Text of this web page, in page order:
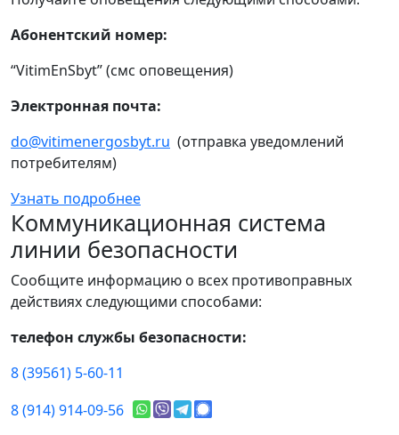
Абонентский номер:
“VitimEnSbyt” (смс оповещения)
Электронная почта:
do@vitimenergosbyt.ru (отправка уведомлений
потребителям)
Узнать подробнее
Коммуникационная система
линии безопасности
Сообщите информацию о всех противоправных
действиях следующими способами:
телефон службы безопасности:
8 (39561) 5-60-11
8 (914) 914-09-56